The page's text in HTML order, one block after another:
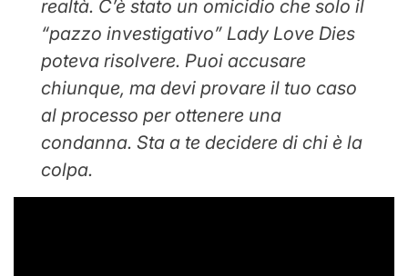
realtà. C’è stato un omicidio che solo il
“pazzo investigativo” Lady Love Dies
poteva risolvere. Puoi accusare
chiunque, ma devi provare il tuo caso
al processo per ottenere una
condanna. Sta a te decidere di chi è la
colpa.